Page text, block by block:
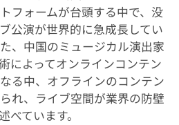
フォームが台頭する中で、没
公演が世界的に急成長してい
、中国のミュージカル演出家
によってオンラインコンテン
る中、オフラインのコンテン
れ、ライブ空間が業界の防壁
べています。